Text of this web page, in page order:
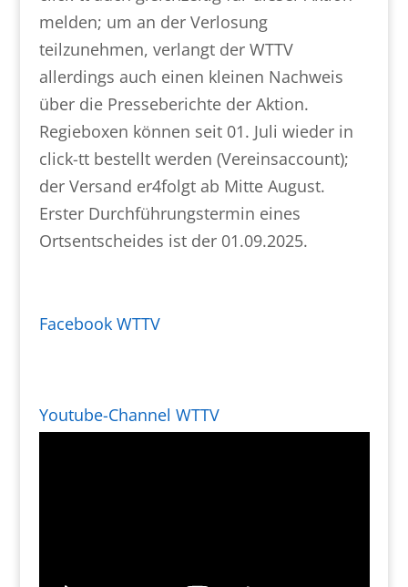
melden; um an der Verlosung
teilzunehmen, verlangt der WTTV
allerdings auch einen kleinen Nachweis
über die Presseberichte der Aktion.
Regieboxen können seit 01. Juli wieder in
click-tt bestellt werden (Vereinsaccount);
der Versand er4folgt ab Mitte August.
Erster Durchführungstermin eines
Ortsentscheides ist der 01.09.2025.
Facebook WTTV
Youtube-Channel WTTV